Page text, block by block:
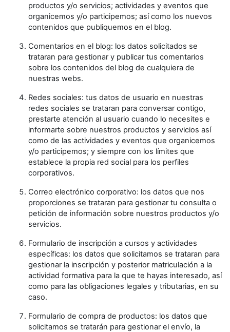
productos y/o servicios; actividades y eventos que
organicemos y/o participemos; así como los nuevos
contenidos que publiquemos en el blog.
Comentarios en el blog: los datos solicitados se
trataran para gestionar y publicar tus comentarios
sobre los contenidos del blog de cualquiera de
nuestras webs.
Redes sociales: tus datos de usuario en nuestras
redes sociales se trataran para conversar contigo,
prestarte atención al usuario cuando lo necesites e
informarte sobre nuestros productos y servicios así
como de las actividades y eventos que organicemos
y/o participemos; y siempre con los límites que
establece la propia red social para los perfiles
corporativos.
Correo electrónico corporativo: los datos que nos
proporciones se trataran para gestionar tu consulta o
petición de información sobre nuestros productos y/o
servicios.
Formulario de inscripción a cursos y actividades
específicas: los datos que solicitamos se trataran para
gestionar la inscripción y posterior matriculación a la
actividad formativa para la que te hayas interesado, así
como para las obligaciones legales y tributarias, en su
caso.
Formulario de compra de productos: los datos que
solicitamos se tratarán para gestionar el envío, la